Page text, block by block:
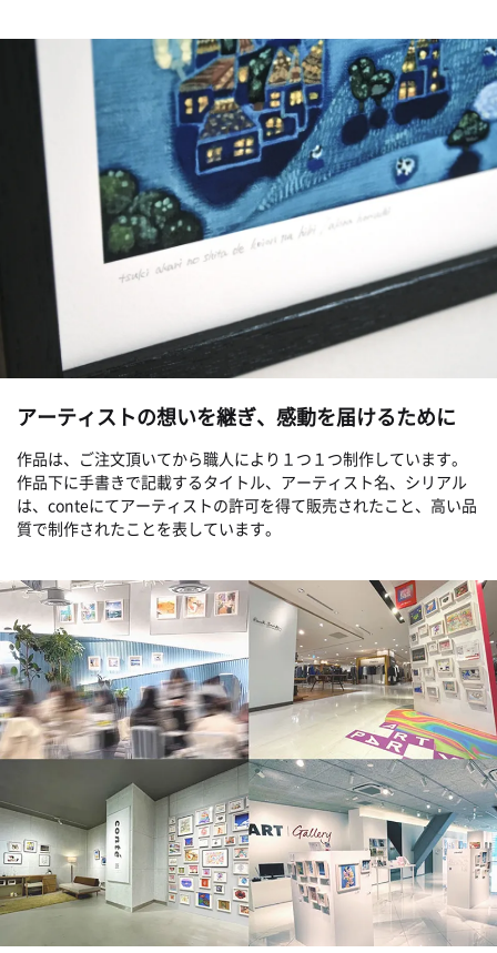
アーティストの想いを継ぎ、感動を届けるために
作品は、ご注文頂いてから職人により１つ１つ制作しています。
作品下に手書きで記載するタイトル、アーティスト名、シリアル
は、conteにてアーティストの許可を得て販売されたこと、高い品
質で制作されたことを表しています。